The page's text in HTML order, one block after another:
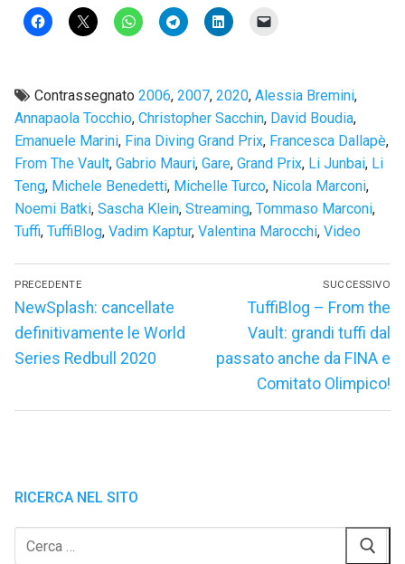
Contrassegnato 2006, 2007, 2020, Alessia Bremini,
Annapaola Tocchio, Christopher Sacchin, David Boudia,
Emanuele Marini, Fina Diving Grand Prix, Francesca Dallapè,
From The Vault, Gabrio Mauri, Gare, Grand Prix, Li Junbai, Li
Teng, Michele Benedetti, Michelle Turco, Nicola Marconi,
Noemi Batki, Sascha Klein, Streaming, Tommaso Marconi,
Tuffi, TuffiBlog, Vadim Kaptur, Valentina Marocchi, Video
Navigazione
articoli
PRECEDENTE
Articolo
precedente:
NewSplash: cancellate
definitivamente le World
Series Redbull 2020
SUCCESSIVO
Articolo
successivo:
TuffiBlog – From the
Vault: grandi tuffi dal
passato anche da FINA e
Comitato Olimpico!
RICERCA NEL SITO
Cerca: